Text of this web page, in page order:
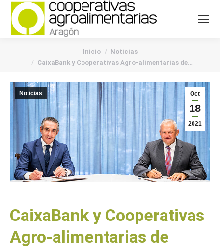
Inicio
Noticias
CaixaBank y Cooperativas Agro-alimentarias de…
Oct
18
2021
Noticias
CaixaBank y Cooperativas
Agro-alimentarias de